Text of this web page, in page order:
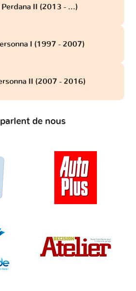
II (2013 - ...)
I (1997 - 2007)
II (2007 - 2016)
de nous